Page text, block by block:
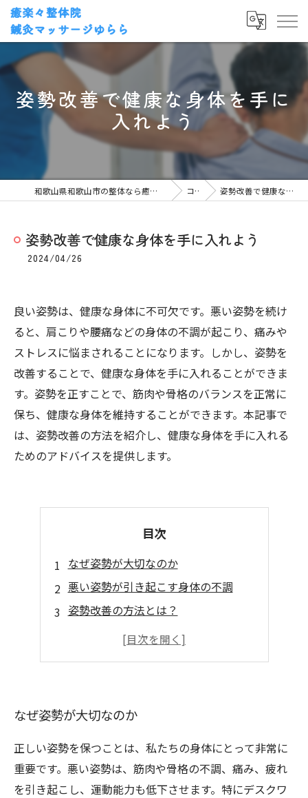
姿勢改善で健康な身体を手に
入れよう
和歌山県和歌山市の整体なら癒楽々整体院・鍼灸マッサージゆらら コラム 姿勢改善で健康な身体を手に入れよう
姿勢改善で健康な身体を手に入れよう
2024/04/26
良い姿勢は、健康な身体に不可欠です。悪い姿勢を続け
ると、肩こりや腰痛などの身体の不調が起こり、痛みや
ストレスに悩まされることになります。しかし、姿勢を
改善することで、健康な身体を手に入れることができま
す。姿勢を正すことで、筋肉や骨格のバランスを正常に
保ち、健康な身体を維持することができます。本記事で
は、姿勢改善の方法を紹介し、健康な身体を手に入れる
ためのアドバイスを提供します。
目次
なぜ姿勢が大切なのか
悪い姿勢が引き起こす身体の不調
姿勢改善の方法とは？
日常生活で意識すべき姿勢のポイント
なぜ姿勢が大切なのか
正しい姿勢を保つことは、私たちの身体にとって非常に
重要です。悪い姿勢は、筋肉や骨格の不調、痛み、疲れ
を引き起こし、運動能力も低下させます。特にデスクワ